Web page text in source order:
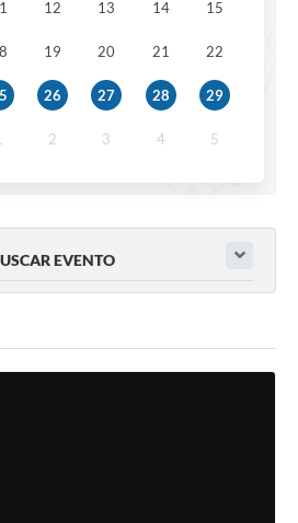
12 13 14 15
19 20 21 22
26 27 28 29
2 3 4 5
EVENTO